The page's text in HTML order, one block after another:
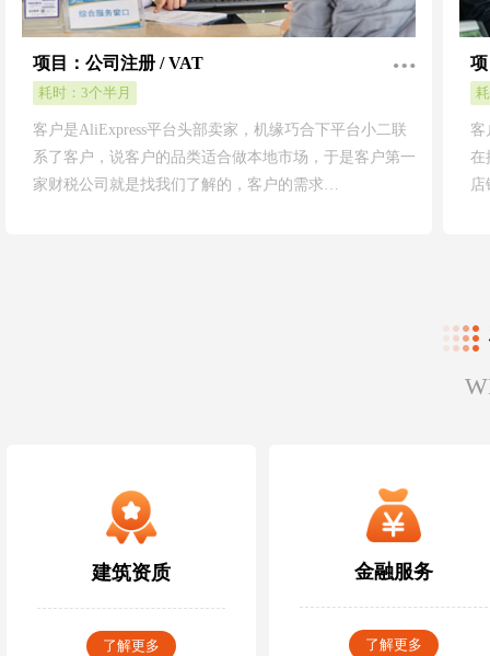
项目：公司注册 / VAT
耗时：3个半月
客户是AliExpress平台头部卖家，机缘巧合下平台小二联
系了客户，说客户的品类适合做本地市场，于是客户第一
家财税公司就是找我们了解的，客户的需求…
客
在
建筑资质
了解更多
金融服务
了解更多